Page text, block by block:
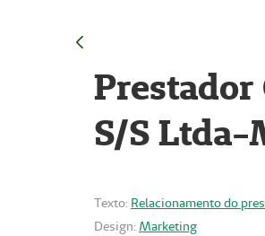
Prestador
S/S Ltda-
Texto: Relacionamento do
Design: Marketing